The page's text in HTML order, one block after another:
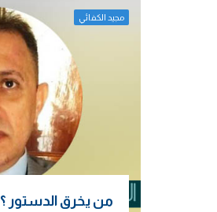
مجيد الكفائي
من يخرق الدستور ؟